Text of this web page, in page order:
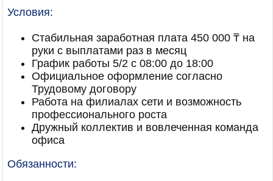
Условия:
Стабильная заработная плата 450 000 ₸ на
руки с выплатами раз в месяц
График работы 5/2 с 08:00 до 18:00
Официальное оформление согласно
Трудовому договору
Работа на филиалах сети и возможность
профессионального роста
Дружный коллектив и вовлеченная команда
офиса
Обязанности: